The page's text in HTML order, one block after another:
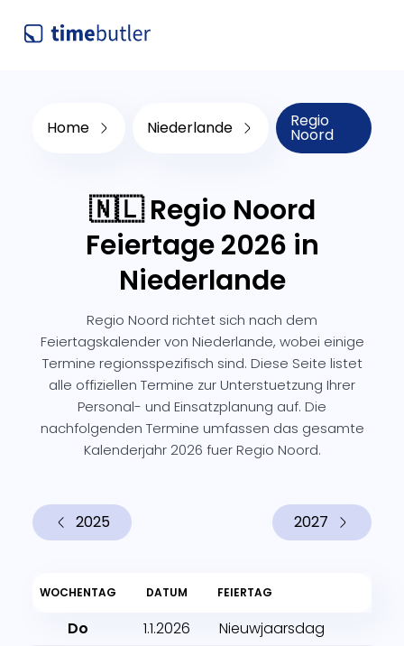
Home Niederlande Regio
Noord
🇳🇱 Regio Noord
Feiertage 2026 in
Niederlande
Regio Noord richtet sich nach dem
Feiertagskalender von Niederlande, wobei einige
Termine regionsspezifisch sind. Diese Seite listet
alle offiziellen Termine zur Unterstuetzung Ihrer
Personal- und Einsatzplanung auf. Die
nachfolgenden Termine umfassen das gesamte
Kalenderjahr 2026 fuer Regio Noord.
2025 2027
WOCHENTAG DATUM FEIERTAG
Do 1.1.2026
Nieuwjaarsdag